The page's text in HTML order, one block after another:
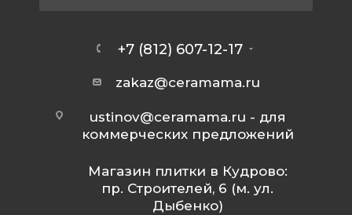
+7 (812) 607-12-17
zakaz@ceramama.ru
ustinov@ceramama.ru - для
коммерческих предложений
Магазин плитки в Кудрово:
пр. Строителей, 6 (м. ул.
Дыбенко)